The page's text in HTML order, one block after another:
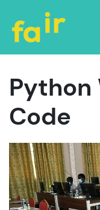
Python
Code